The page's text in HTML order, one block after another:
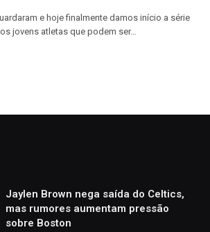
e hoje finalmente damos início a série
jovens atletas que podem ser…
Jaylen Brown nega saída do Celtics,
mas rumores aumentam pressão
sobre Boston